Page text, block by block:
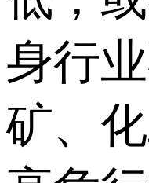
身行
矿、